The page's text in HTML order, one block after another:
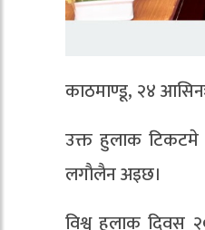
काठमाण्डू, २४
उक्त हुलाक टिकटमे
लगाैलैन अइछ।
विश्व हुलाक दिवस